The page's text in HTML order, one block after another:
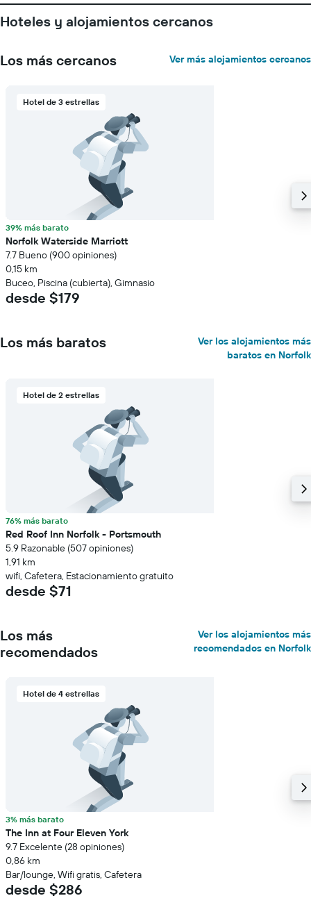
Hoteles y alojamientos cercanos
Los más cercanos Ver más alojamientos cercanos
Hotel de 3 estrellas
39% más barato
Norfolk Waterside Marriott
7.7 Bueno (900 opiniones)
0,15 km
Buceo, Piscina (cubierta), Gimnasio
desde $179
Los más baratos
Ver los alojamientos más
baratos en Norfolk
Hotel de 2 estrellas
76% más barato
Red Roof Inn Norfolk - Portsmouth
5.9 Razonable (507 opiniones)
1,91 km
wifi, Cafetera, Estacionamiento gratuito
desde $71
Los más
recomendados
Ver los alojamientos más
recomendados en Norfolk
Hotel de 4 estrellas
3% más barato
The Inn at Four Eleven York
9.7 Excelente (28 opiniones)
0,86 km
Bar/lounge, Wifi gratis, Cafetera
desde $286